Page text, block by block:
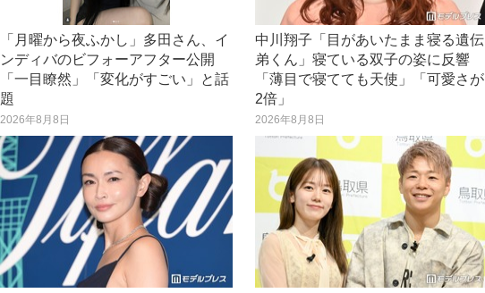
「月曜から夜ふかし」多田さん、イ
ンディバのビフォーアフター公開
「一目瞭然」「変化がすごい」と話
題
2026年8月8日
中川翔子「目があいたまま寝る遺伝
弟くん」寝ている双子の姿に反響
「薄目で寝てても天使」「可愛さが
2倍」
2026年8月8日